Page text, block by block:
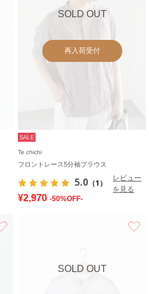
SOLD OUT
再入荷受付
SALE
Te chichi
フロントレース5分袖ブラウス
5.0 （1）
レビュー
を見る
¥2,970 -50%OFF-
SOLD OUT